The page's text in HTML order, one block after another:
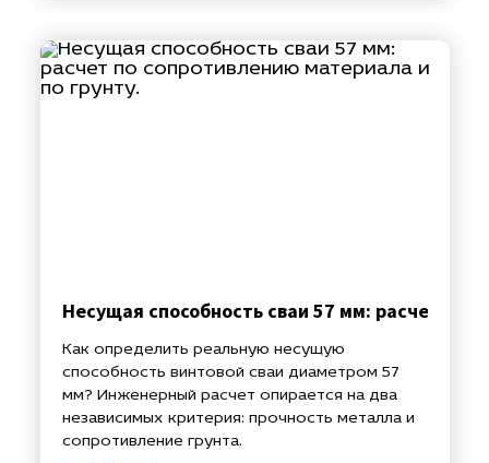
Несущая способность сваи 57 мм: расчет по
Как определить реальную несущую
способность винтовой сваи диаметром 57
мм? Инженерный расчет опирается на два
независимых критерия: прочность металла и
сопротивление грунта.